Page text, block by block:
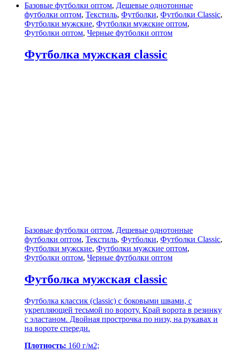
Базовые футболки оптом, Дешевые однотонные
футболки оптом, Текстиль, Футболки, Футболки Classic,
Футболки мужские, Футболки мужские оптом,
Футболки оптом, Черные футболки оптом
Футболка мужская classic
Базовые футболки оптом, Дешевые однотонные
футболки оптом, Текстиль, Футболки, Футболки Classic,
Футболки мужские, Футболки мужские оптом,
Футболки оптом, Черные футболки оптом
Футболка мужская classic
Футболка классик (classic) с боковыми швами, с
укрепляющей тесьмой по вороту. Край ворота в резинку
с эластаном. Двойная прострочка по низу, на рукавах и
на вороте спереди.
Плотность: 160 г/м2;